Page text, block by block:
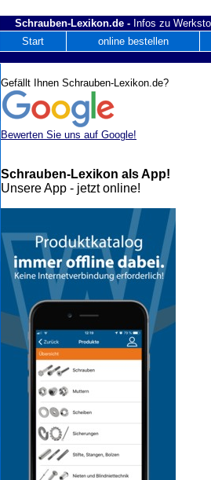
Schrauben-Lexikon.de - Infos zu
Start
online bestellen
Gefällt Ihnen Schrauben-Lexikon.de?
Bewerten Sie uns auf Google!
Schrauben-Lexikon als App!
Unsere App - jetzt online!